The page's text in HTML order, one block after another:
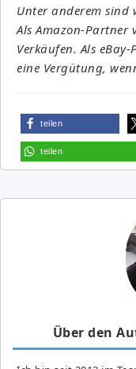
Unter anderem sind
Als Amazon-
Verkäufen. Als
eine Vergütung,
teilen
teilen
Über den